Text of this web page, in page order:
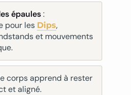
épaules:
pour les Dips,
et mouvements
corps apprend à rester
et aligné.